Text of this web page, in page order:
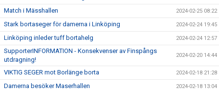
Match i Mässhallen 2024-02-25 08:22
Stark bortaseger för damerna i Linköping 2024-02-24 19:45
Linköping inleder tuff bortahelg 2024-02-24 12:57
SupporterINFORMATION - Konsekvenser av Finspångs
utdragning!
2024-02-20 14:44
VIKTIG SEGER mot Borlänge borta 2024-02-18 21:28
Damerna besöker Maserhallen 2024-02-18 13:04